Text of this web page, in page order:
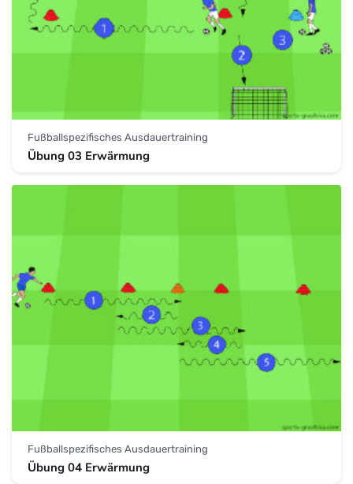
Fußballspezifisches Ausdauertraining
Übung 03 Erwärmung
Fußballspezifisches Ausdauertraining
Übung 04 Erwärmung